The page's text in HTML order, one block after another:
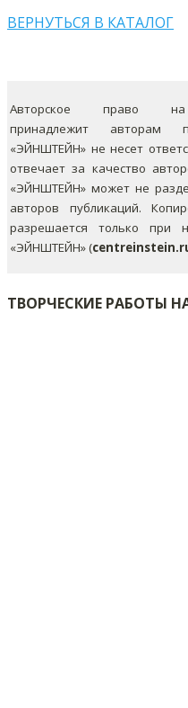
ВЕРНУТЬСЯ В КАТАЛОГ
Авторское право
принадлежит авторам
«ЭЙНШТЕЙН» не несет
отвечает за качество
«ЭЙНШТЕЙН» может не
авторов публикаций.
разрешается только при
«ЭЙНШТЕЙН» (
ТВОРЧЕСКИЕ РАБОТЫ